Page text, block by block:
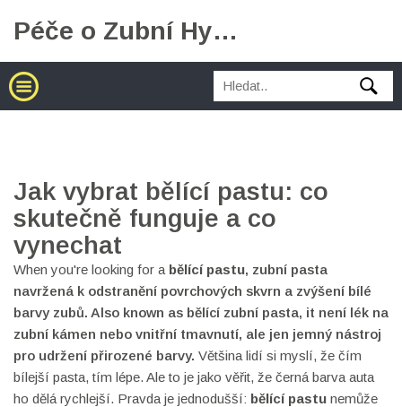
Péče o Zubní Hygienu
Jak vybrat bělící pastu: co
skutečně funguje a co
vynechat
When you're looking for a bělící pastu, zubní pasta
navržená k odstranění povrchových skvrn a zvýšení bílé
barvy zubů. Also known as bělící zubní pasta, it není lék na
zubní kámen nebo vnitřní tmavnutí, ale jen jemný nástroj
pro udržení přirozené barvy. Většina lidí si myslí, že čím
bílejší pasta, tím lépe. Ale to je jako věřit, že černá barva auta
ho dělá rychlejší. Pravda je jednodušší: bělící pastu nemůže